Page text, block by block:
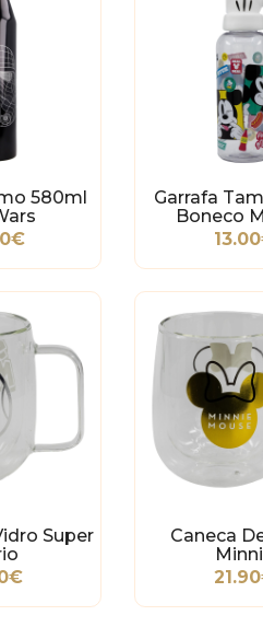
580ml
Garrafa
Boneco
Super
Caneca